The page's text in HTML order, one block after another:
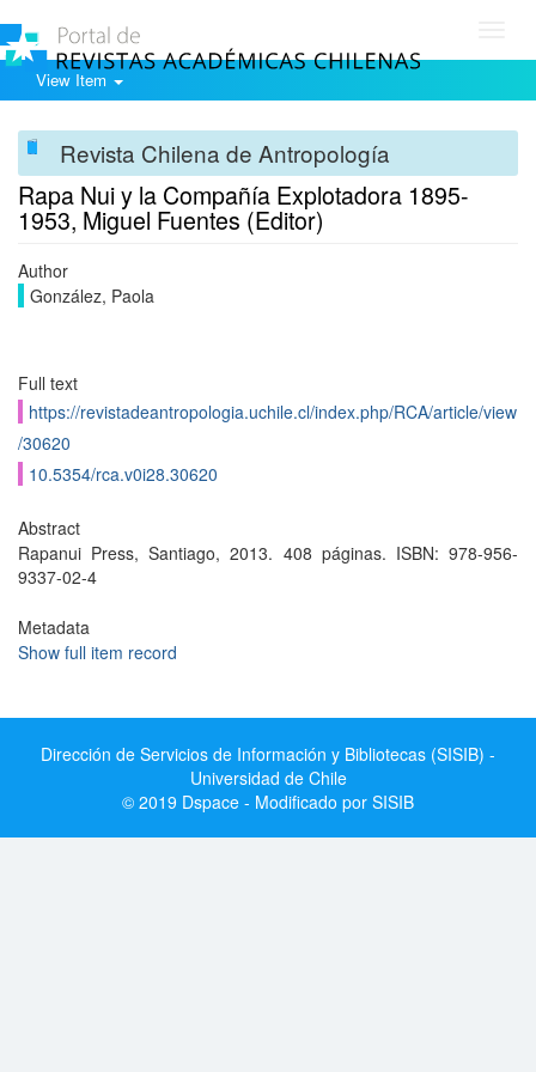
View Item
Revista Chilena de Antropología
Rapa Nui y la Compañía Explotadora 1895-
1953, Miguel Fuentes (Editor)
Author
González, Paola
Full text
https://revistadeantropologia.uchile.cl/index.php/RCA/article/view
/30620
10.5354/rca.v0i28.30620
Abstract
Rapanui Press, Santiago, 2013. 408 páginas. ISBN: 978-956-
9337-02-4
Metadata
Show full item record
Dirección de Servicios de Información y Bibliotecas (SISIB) -
Universidad de Chile
© 2019 Dspace - Modificado por SISIB